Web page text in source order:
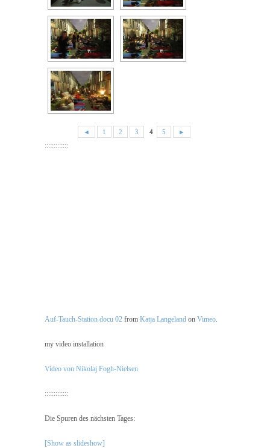
◄ 1 2 3 4 5 ►
:::::::::::::
Auf-Tauch-Station docu 02 from Katja Langeland on Vimeo.
my video installation
Video von Nikolaj Fogh-Nielsen
:::::::::::::
Die Spuren des nächsten Tages:
[Show as slideshow]